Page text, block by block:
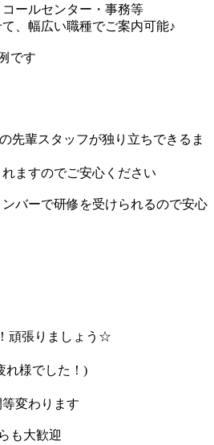
ールセンター・事務等
、幅広い職種でご案内可能♪
です
先輩スタッフが独り立ちできるま
ますのでご安心ください
バーで研修を受けられるので安心
頑張りましょう☆
れ様でした！)
変わります
も大歓迎